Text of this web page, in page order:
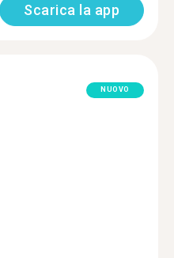
Scarica la app
NUOVO